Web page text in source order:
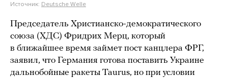
Источник: Deutsche Welle
Председатель Христианско-демократического
союза (ХДС) Фридрих Мерц, который
в ближайшее время займет пост канцлера ФРГ,
заявил, что Германия готова поставить Украине
дальнобойные ракеты Taurus, но при условии